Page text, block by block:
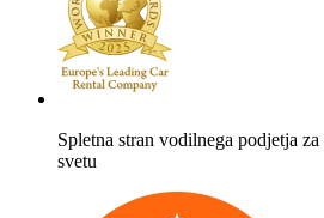
Spletna stran vodilnega podjetja
svetu